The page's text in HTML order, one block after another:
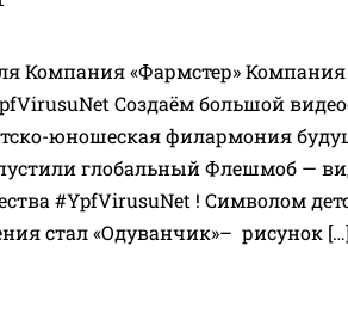
Компания «Фармстер» Компания
Создаём большой
юношеская филармония
глобальный Флешмоб —
#YpfVirusuNet ! Символом
стал «Одуванчик»– рисунок